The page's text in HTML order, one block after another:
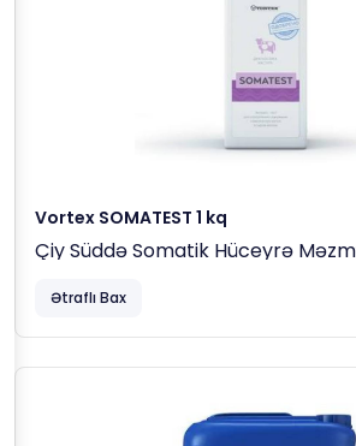
Vortex SOMATEST 1 kq
Çiy Süddə Somatik Hüceyrə
Ətraflı Bax